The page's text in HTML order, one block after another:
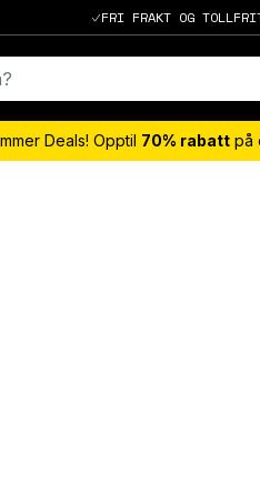
FRI FRAKT OG
Deals! Opptil 70% rabattpå